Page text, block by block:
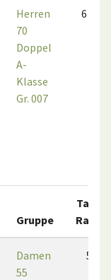
Herren
70
Doppel
A-
Klasse
Gr. 007
6
Gruppe
Tab.-
Rang
Damen
55
5